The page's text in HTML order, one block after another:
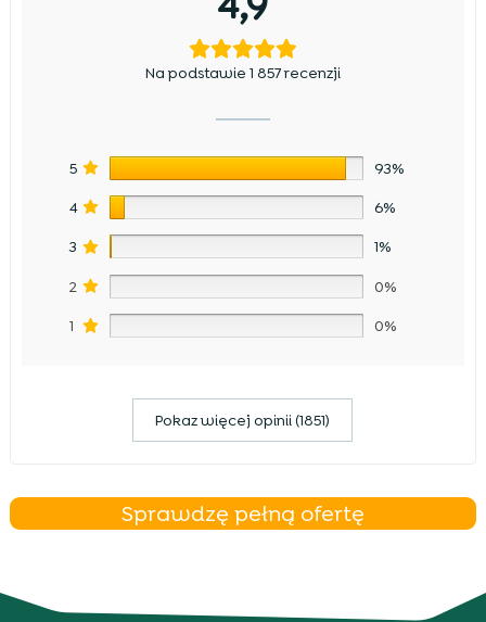
Na podstawie 1 857 recenzji
5 93%
4 6%
3 1%
2 0%
1 0%
Pokaz więcej opinii (1851)
Sprawdzę pełną ofertę